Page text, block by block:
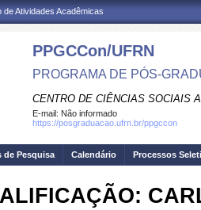
Atividades Acadêmicas
PPGCCon/UFRN
PROGRAMA DE PÓS-
CENTRO DE CIÊNCIAS SOCIAIS
E-mail: Não informado
https://posgraduacao.ufrn.br/ppgccon
de Pesquisa Calendário Processos